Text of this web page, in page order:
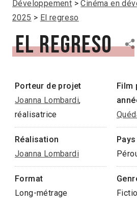
Développement
Cinéma en
2025
El regreso
El regreso
Porteur de projet
Joanna Lombardi,
réalisatrice
Film
Réalisation
Joanna Lombardi
Pays
Format
Long-métrage